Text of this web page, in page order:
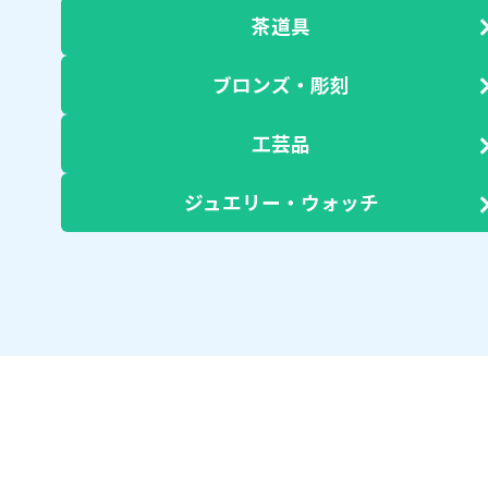
茶道具
ブロンズ・彫刻
工芸品
ジュエリー・ウォッチ